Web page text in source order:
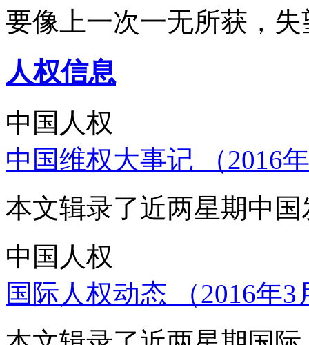
要像上一次一无所获，
人权信息
中国人权
中国维权大事记 （2016
本文辑录了近两星期中
中国人权
国际人权动态 （2016年